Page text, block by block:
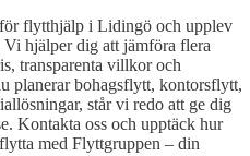
flytthjälp i Lidingö och upplev
hjälper dig att jämföra flera
transparenta villkor och
planerar bohagsflytt, kontorsflytt,
står vi redo att ge dig
Kontakta oss och upptäck hur
med Flyttgruppen – din